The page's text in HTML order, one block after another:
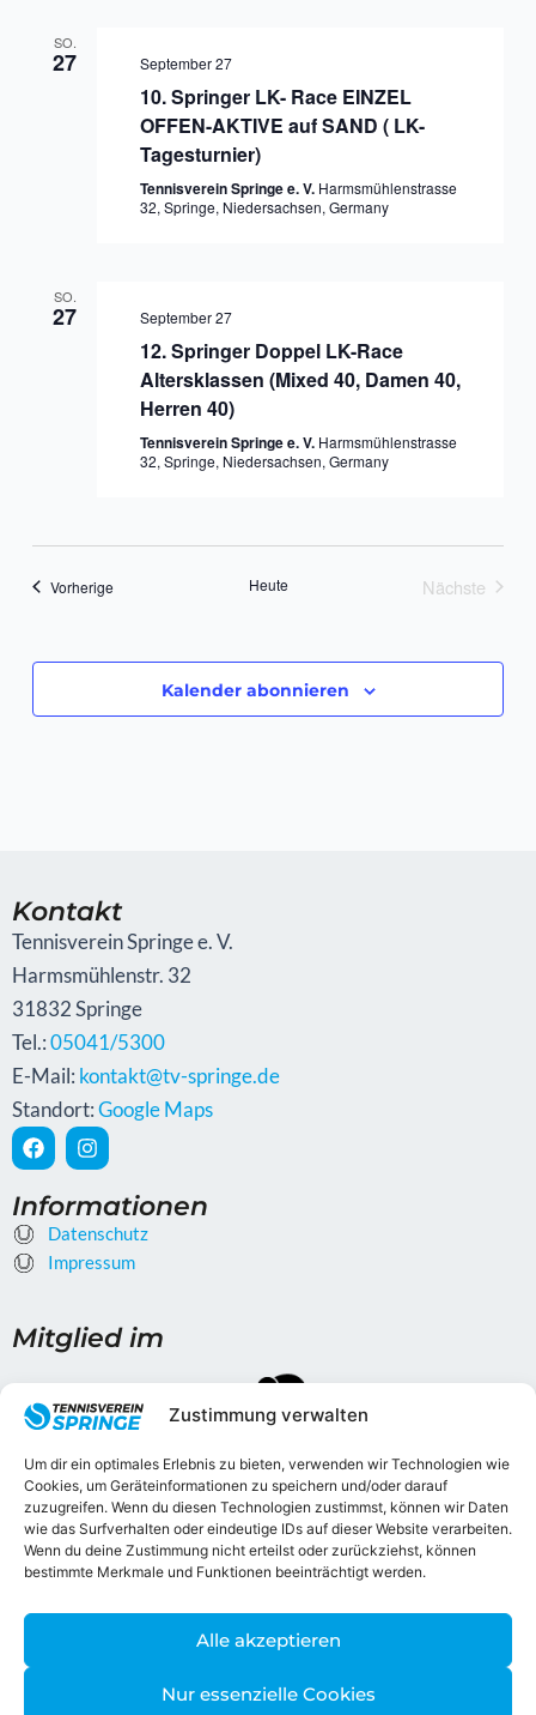
Zustimmung verwalten
Um dir ein optimales Erlebnis zu bieten, verwenden wir Technologien wie
Cookies, um Geräteinformationen zu speichern und/oder darauf
zuzugreifen. Wenn du diesen Technologien zustimmst, können wir Daten
wie das Surfverhalten oder eindeutige IDs auf dieser Website verarbeiten.
Wenn du deine Zustimmung nicht erteilst oder zurückziehst, können
bestimmte Merkmale und Funktionen beeinträchtigt werden.
Alle akzeptieren
Nur essenzielle Cookies
SO.
27 September 27
10. Springer LK- Race EINZEL
OFFEN-AKTIVE auf SAND ( LK-
Tagesturnier)
Tennisverein Springe e. V. Harmsmühlenstrasse
32, Springe, Niedersachsen, Germany
SO.
27 September 27
12. Springer Doppel LK-Race
Altersklassen (Mixed 40, Damen 40,
Herren 40)
Tennisverein Springe e. V. Harmsmühlenstrasse
32, Springe, Niedersachsen, Germany
Vorherige Heute
Nächste
Kalender abonnieren
Kontakt
Tennisverein Springe e. V.
Harmsmühlenstr. 32
31832 Springe
Tel.:05041/5300
E-Mail: kontakt@tv-springe.de
Standort:Google Maps
F
a
c
e
b
o
o
I
n
s
t
a
g
r
Informationen
Datenschutz
Impressum
Mitglied im
Gefördert durch
Weitere Förderer